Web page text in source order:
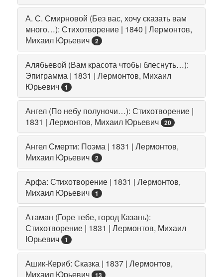
А. С. Смирновой (Без вас, хочу сказать вам
много…): Стихотворение | 1840 | Лермонтов,
Михаил Юрьевич
2
Алябьевой (Вам красота чтобы блеснуть…):
Эпиграмма | 1831 | Лермонтов, Михаил
Юрьевич
1
Ангел (По небу полуночи…): Стихотворение |
1831 | Лермонтов, Михаил Юрьевич
20
Ангел Смерти: Поэма | 1831 | Лермонтов,
Михаил Юрьевич
2
Арфа: Стихотворение | 1831 | Лермонтов,
Михаил Юрьевич
1
Атаман (Горе тебе, город Казань):
Стихотворение | 1831 | Лермонтов, Михаил
Юрьевич
1
Ашик-Кериб: Сказка | 1837 | Лермонтов,
Михаил Юрьевич
13